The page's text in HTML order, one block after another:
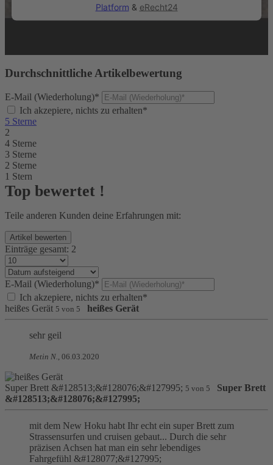
Platform & eRecht24
Durchschnittliche Artikelbewertung
E-Mail (Wiederholung)*
Ich akzepiere, nichts zu erhalten*
5 Sterne
2
4 Sterne
3 Sterne
2 Sterne
1 Stern
Top bewertet !
Teile anderen Kunden deine Erfahrungen mit:
Einträge gesamt: 2
E-Mail (Wiederholung)*
Ich akzepiere, nichts zu erhalten*
heißes Gerät 5 von 5 heißes Gerät
sehr geil
Metin N., 06.03.2020
Super Brett &#128513;&#128076;&#127995; 5 von 5
Super Brett
&#128513;&#128076;&#127995;
mit dem New Hoku habt Ihr echt ein super Brett zum
Strassensurfen und cruisen gebaut... Durch die sehr
präzisen Achsen hat man ein sehr lebendiges
Fahrgefühl &#128077;&#127995;